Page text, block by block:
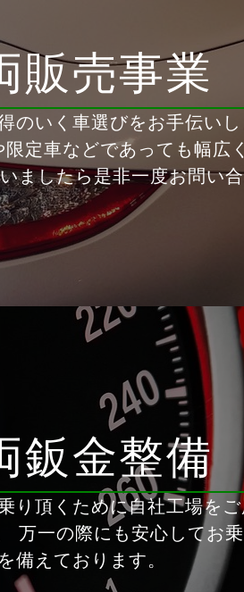
販売事業
のいく車選びをお手伝い
定車などであっても幅広
ましたら是非一度お問い合
鈑金整備
り頂くために自社工場をご
万一の際にも安心してお
備えております。